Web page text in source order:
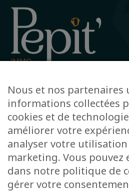
+32 63 78 51 51
info@pepit-immo.be
POLITIQUE DE CONFIDENTIALITÉ
Conseiller immobilier agréé IPI sous le
N° entreprise : BE-0804.021.122
Instance de contrôle: IPI, rue du
Nous et nos partenaires
informations collectées
cookies et de
améliorer votre
analyser votre utilisation
marketing. Vous pouvez
dans notre politique de
gérer votre